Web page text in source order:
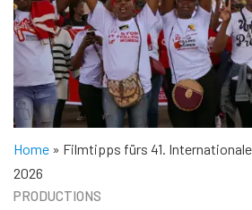
Home » Filmtipps fürs 41.
2026
PRODUCTIONS